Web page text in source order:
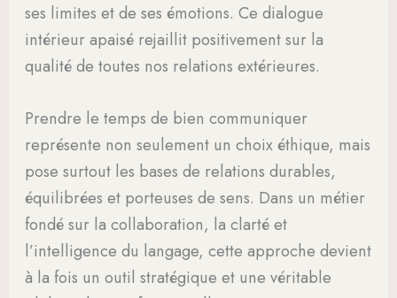
ses limites et de ses émotions. Ce dialogue
intérieur apaisé rejaillit positivement sur la
qualité de toutes nos relations extérieures.
Prendre le temps de bien communiquer
représente non seulement un choix éthique, mais
pose surtout les bases de relations durables,
équilibrées et porteuses de sens. Dans un métier
fondé sur la collaboration, la clarté et
l’intelligence du langage, cette approche devient
à la fois un outil stratégique et une véritable